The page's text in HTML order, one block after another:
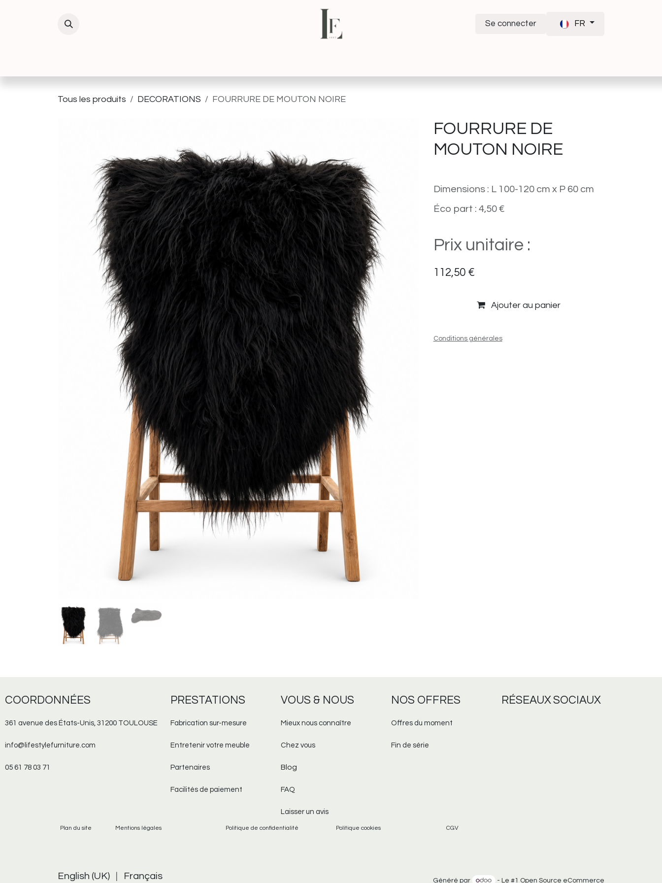
Se connecter FR
Tous les produits DECORATIONS FOURRURE DE MOUTON NOIRE
FOURRURE DE
MOUTON NOIRE
Dimensions : L 100-120 cm x P 60 cm
Éco part : 4,50 €
Prix unitaire :
112,50€
Ajouter au panier
Conditions générales
PRESTATIONS
Fabrication sur-mesure​
Entretenir votre meuble
Partenaires
Facilités de paiement
VOUS & NOUS
Mieux nous connaître
Chez vous
Blog
FAQ
Laisser un avis
NOS OFFRES
Offres du moment
Fin de série
RÉSEAUXSOCIAUX
COORDONNÉES
361 avenue des États-Unis, 31200 TOULOUSE
info@lifestylefurniture.com
05 61 78 03 71
Plan du site Politique cookies
Mentions légales Politique de confidentialité CGV
English (UK) Français Généré par - Le #1 Open Source eCommerce